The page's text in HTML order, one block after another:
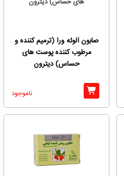
صابون آلوئه ورا (ترمیم کننده و
مرطوب کننده پوست های
حساس) دیترون
ناموجود